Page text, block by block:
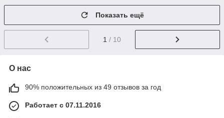
Показать ещё
1 / 10
О нас
90% положительных из 49 отзывов за год
Работает с 07.11.2016